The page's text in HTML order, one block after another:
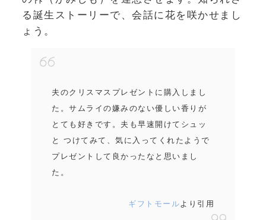
る誕生ストーリーで、会話に花を咲かせまし
ょう。
夫のクリスマスプレゼントに購入しまし
た。サムライの嫌みのない優しい香りが
とても好きです。夫も早速開けてシュッ
と つけてみて、気に入ってくれたようで
プレゼントして良かったなと思いまし
た。
ギフトモールより引用